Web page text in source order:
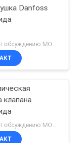
Danfoss
Подлежит обсуждению MOQ:1 набор
клапана